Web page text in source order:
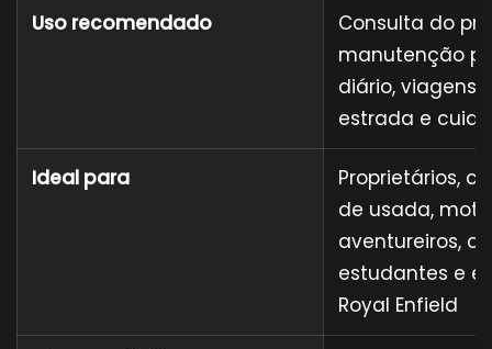
Uso recomendado
Consulta do
manutenção
diário, viagens,
estrada e
Ideal para
Proprietários,
de usada,
aventureiros,
estudantes e
Royal Enfield